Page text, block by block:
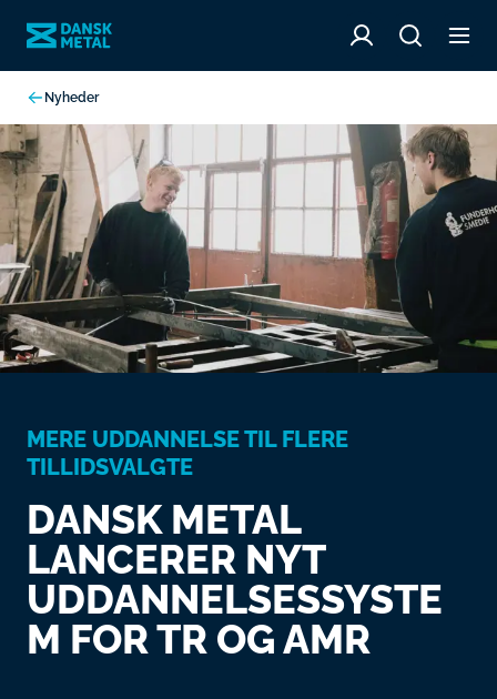
Nyheder
MERE UDDANNELSE TIL FLERE
TILLIDSVALGTE
DANSK METAL
LANCERER NYT
UDDANNELSESSYSTE
M FOR TR OG AMR